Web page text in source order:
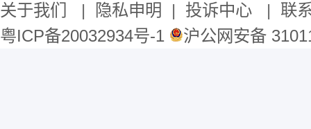
关于我们
| 隐私申明 | 投诉中心 | 联
粤ICP备20032934号-1
沪公网安备